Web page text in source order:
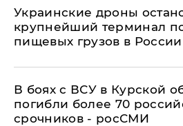
Украинские дроны
крупнейший терминал
пищевых грузов в России
В боях с ВСУ в Курской
погибли более 70
срочников - росСМИ